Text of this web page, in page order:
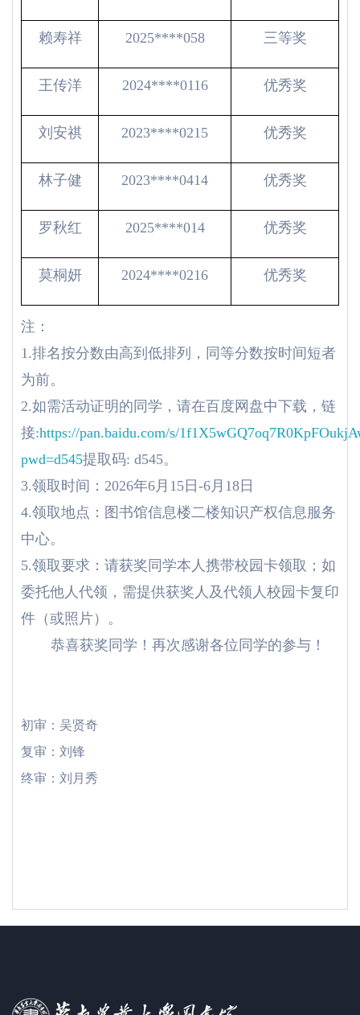
赖寿祥 2025****058 三等奖
王传洋 2024****0116 优秀奖
刘安祺 2023****0215 优秀奖
林子健 2023****0414 优秀奖
罗秋红 2025****014 优秀奖
莫桐妍 2024****0216 优秀奖
注：
1.排名按分数由高到低排列，同等分数按时间短者
为前。
2.如需活动证明的同学，请在百度网盘中下载，链
接:https://pan.baidu.com/s/
pwd=d545提取码: d545。
3.领取时间：2026年6月15日-6月18日
4.领取地点：图书馆信息楼二楼知识产权信息服务
中心。
5.领取要求：请获奖同学本人携带校园卡领取；如
委托他人代领，需提供获奖人及代领人校园卡复印
件（或照片）。
恭喜获奖同学！再次感谢各位同学的参与！
初审：吴贤奇
复审：刘锋
终审：刘月秀